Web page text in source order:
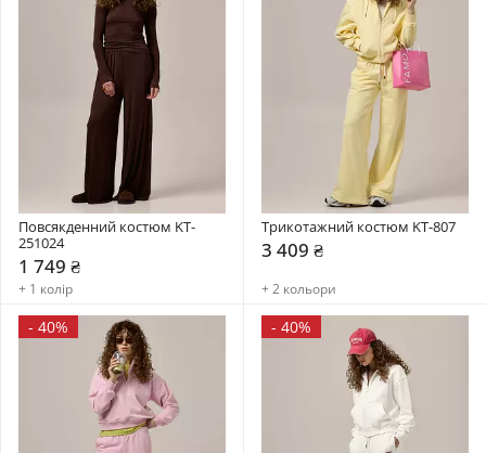
Повсякденний костюм KT-
251024
1 749 ₴
+ 1 колір
Трикотажний костюм KT-807
3 409 ₴
+ 2 кольори
- 40% - 40%